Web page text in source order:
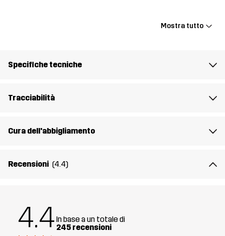
articolo
Mostra tutto
Specifiche tecniche
Tracciabilità
Cura dell'abbigliamento
Recensioni (4.4)
4.4 In base a un totale di
245 recensioni